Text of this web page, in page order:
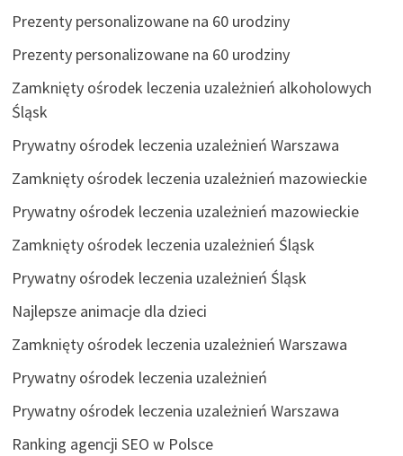
Prezenty personalizowane na 60 urodziny
Prezenty personalizowane na 60 urodziny
Zamknięty ośrodek leczenia uzależnień alkoholowych
Śląsk
Prywatny ośrodek leczenia uzależnień Warszawa
Zamknięty ośrodek leczenia uzależnień mazowieckie
Prywatny ośrodek leczenia uzależnień mazowieckie
Zamknięty ośrodek leczenia uzależnień Śląsk
Prywatny ośrodek leczenia uzależnień Śląsk
Najlepsze animacje dla dzieci
Zamknięty ośrodek leczenia uzależnień Warszawa
Prywatny ośrodek leczenia uzależnień
Prywatny ośrodek leczenia uzależnień Warszawa
Ranking agencji SEO w Polsce